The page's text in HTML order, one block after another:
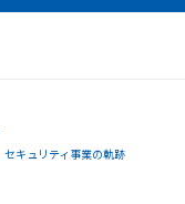
セキュリティ事業の軌跡